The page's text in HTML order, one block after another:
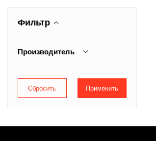
Фильтр
Производитель